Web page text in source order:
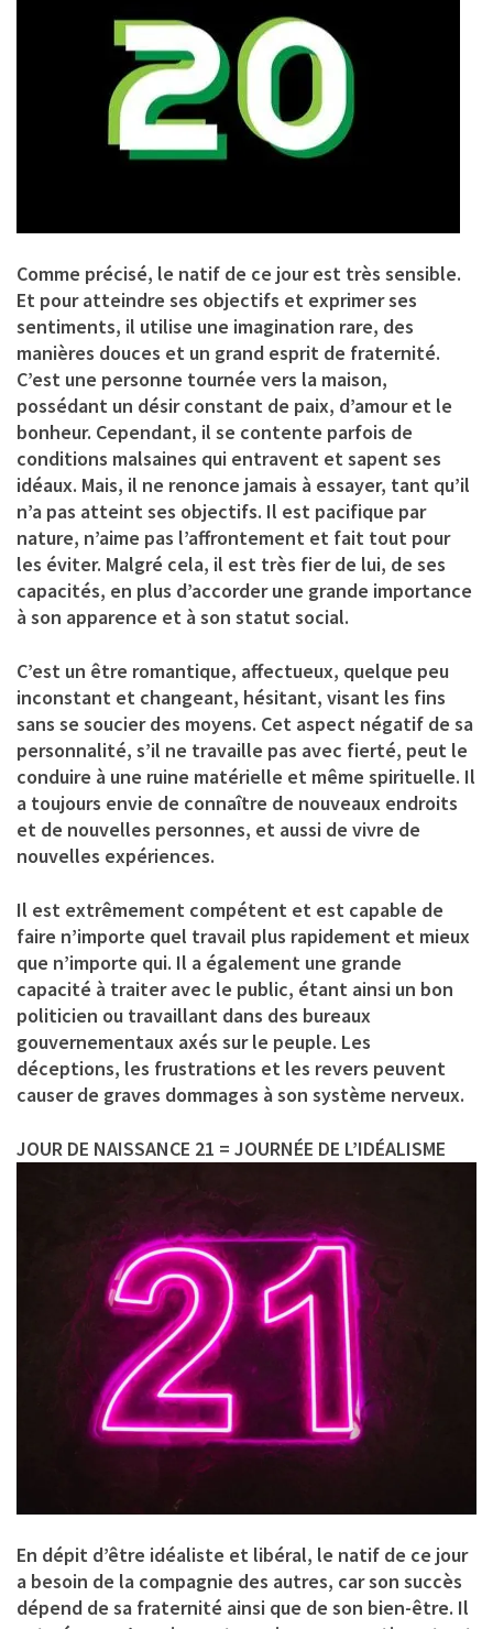
Comme précisé, le natif de ce jour est très sensible.
Et pour atteindre ses objectifs et exprimer ses
sentiments, il utilise une imagination rare, des
manières douces et un grand esprit de fraternité.
C’est une personne tournée vers la maison,
possédant un désir constant de paix, d’amour et le
bonheur. Cependant, il se contente parfois de
conditions malsaines qui entravent et sapent ses
idéaux. Mais, il ne renonce jamais à essayer, tant qu’il
n’a pas atteint ses objectifs. Il est pacifique par
nature, n’aime pas l’affrontement et fait tout pour
les éviter. Malgré cela, il est très fier de lui, de ses
capacités, en plus d’accorder une grande importance
à son apparence et à son statut social.
C’est un être romantique, affectueux, quelque peu
inconstant et changeant, hésitant, visant les fins
sans se soucier des moyens. Cet aspect négatif de sa
personnalité, s’il ne travaille pas avec fierté, peut le
conduire à une ruine matérielle et même spirituelle. Il
a toujours envie de connaître de nouveaux endroits
et de nouvelles personnes, et aussi de vivre de
nouvelles expériences.
Il est extrêmement compétent et est capable de
faire n’importe quel travail plus rapidement et mieux
que n’importe qui. Il a également une grande
capacité à traiter avec le public, étant ainsi un bon
politicien ou travaillant dans des bureaux
gouvernementaux axés sur le peuple. Les
déceptions, les frustrations et les revers peuvent
causer de graves dommages à son système nerveux.
JOUR DE NAISSANCE 21 = JOURNÉE DE L’IDÉALISME
En dépit d’être idéaliste et libéral, le natif de ce jour
a besoin de la compagnie des autres, car son succès
dépend de sa fraternité ainsi que de son bien-être. Il